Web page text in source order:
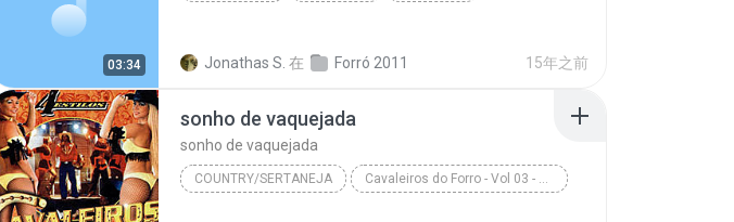
03:34 Jonathas S. 在 Forró 2011 15年之前
sonho de vaquejada
sonho de vaquejada
COUNTRY/SERTANEJA Cavaleiros do Forro - Vol 03 - 4 Estilos - 2003